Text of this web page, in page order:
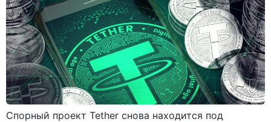
Спорный проект Tether снова находится под